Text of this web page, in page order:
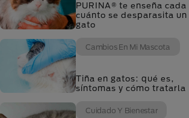
PURINA® te enseña cada
cuánto se desparasita un
gato
Cambios En Mi Mascota
Tiña en gatos: qué es,
síntomas y cómo tratarla
Cuidado Y Bienestar